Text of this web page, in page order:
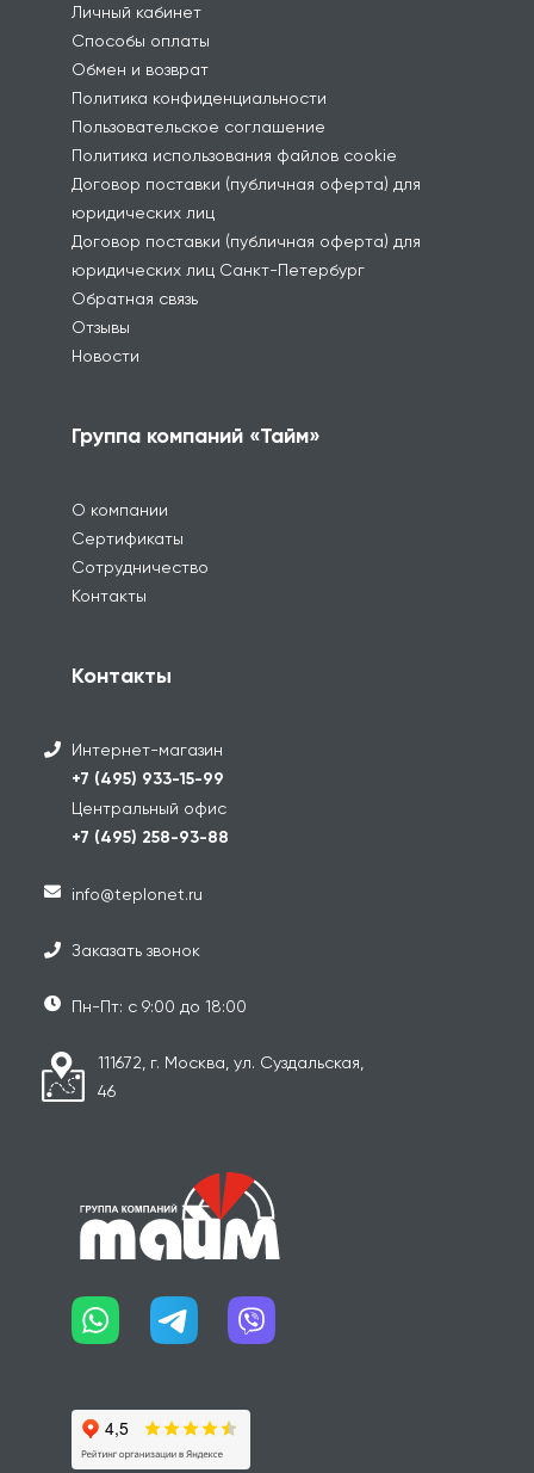
Личный кабинет
Способы оплаты
Обмен и возврат
Политика конфиденциальности
Пользовательское соглашение
Политика использования файлов cookie
Договор поставки (публичная оферта) для
юридических лиц
Договор поставки (публичная оферта) для
юридических лиц Санкт-Петербург
Обратная связь
Отзывы
Новости
Группа компаний «Тайм»
О компании
Сертификаты
Сотрудничество
Контакты
Контакты
Интернет-магазин
+7 (495) 933-15-99
Центральный офис
+7 (495) 258-93-88
info@teplonet.ru
Заказать звонок
Пн-Пт: с 9:00 до 18:00
111672, г. Москва, ул. Суздальская,
46